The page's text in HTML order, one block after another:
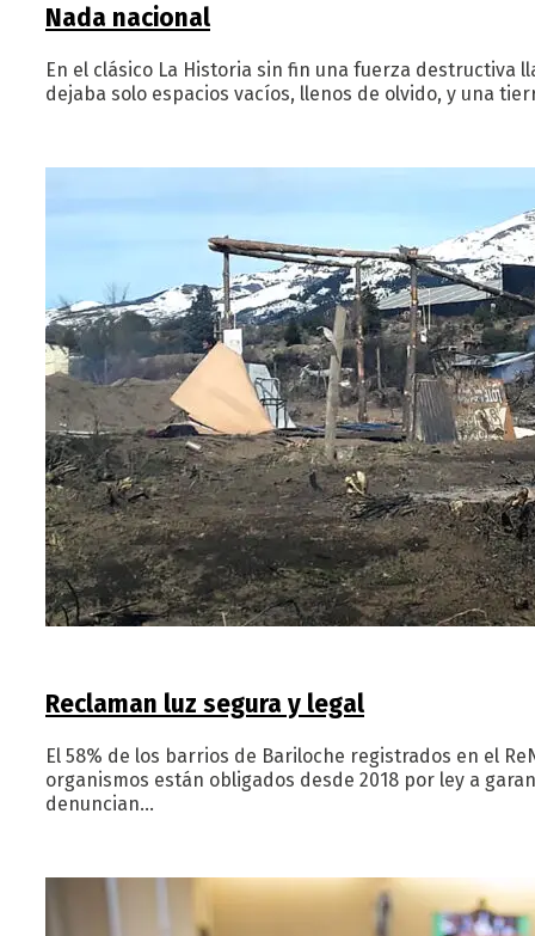
Nada nacional
En el clásico La Historia sin fin una fuerza destructiva
dejaba solo espacios vacíos, llenos de olvido, y una
Reclaman luz segura y legal
El 58% de los barrios de Bariloche registrados en el
organismos están obligados desde 2018 por ley a
denuncian…